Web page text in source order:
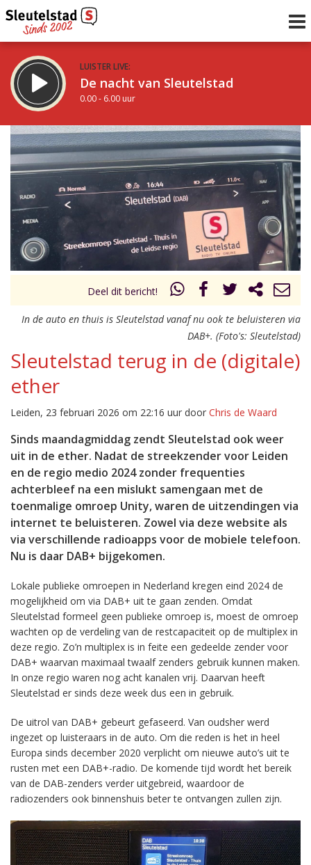
LUISTER LIVE:
De nacht van Sleutelstad
0.00 - 6.00 uur
STRAKS:
De ochtend van Sleutelstad
6.00 - 12.00 uur
Vorig uur
uur 1 van 0 Volgend uur
Deel dit bericht!
In de auto en thuis is Sleutelstad vanaf nu ook te beluisteren via
DAB+. (Foto's: Sleutelstad)
Sleutelstad terug in de (digitale)
ether
Leiden, 23 februari 2026 om 22:16 uur door Chris de Waard
Sinds maandagmiddag zendt Sleutelstad ook weer
uit in de ether. Nadat de streekzender voor Leiden
en de regio medio 2024 zonder frequenties
achterbleef na een mislukt samengaan met de
toenmalige omroep Unity, waren de uitzendingen via
internet te beluisteren. Zowel via deze website als
via verschillende radioapps voor de mobiele telefoon.
Nu is daar DAB+ bijgekomen.
Lokale publieke omroepen in Nederland kregen eind 2024 de
mogelijkheid om via DAB+ uit te gaan zenden. Omdat
Sleutelstad formeel geen publieke omroep is, moest de omroep
wachten op de verdeling van de restcapaciteit op de multiplex in
deze regio. Zo’n multiplex is in feite een gedeelde zender voor
DAB+ waarvan maximaal twaalf zenders gebruik kunnen maken.
In onze regio waren nog acht kanalen vrij. Daarvan heeft
Sleutelstad er sinds deze week dus een in gebruik.
De uitrol van DAB+ gebeurt gefaseerd. Van oudsher werd
ingezet op luisteraars in de auto. Om die reden is het in heel
Europa sinds december 2020 verplicht om nieuwe auto’s uit te
rusten met een DAB+-radio. De komende tijd wordt het bereik
van de DAB-zenders verder uitgebreid, waardoor de
radiozenders ook binnenshuis beter te ontvangen zullen zijn.